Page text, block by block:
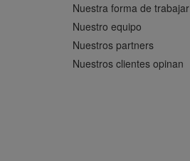
Nuestra forma de trabajar
Nuestro equipo
Nuestros partners
Nuestros clientes opinan